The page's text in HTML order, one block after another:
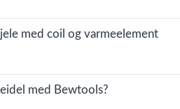
med coil og varmeelement
med Bewtools?